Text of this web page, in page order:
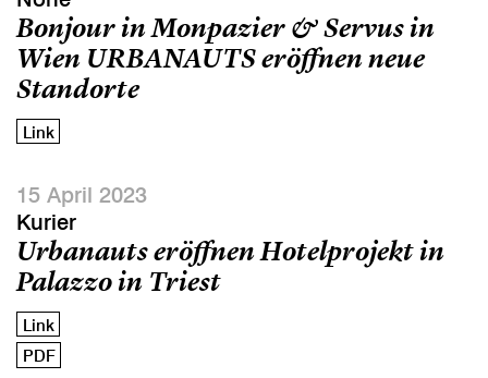
Bonjour in Monpazier & Servus in
Wien URBANAUTS eröffnen neue
Standorte
Link
15 April 2023
Kurier
Urbanauts eröffnen Hotelprojekt in
Palazzo in Triest
Link
PDF